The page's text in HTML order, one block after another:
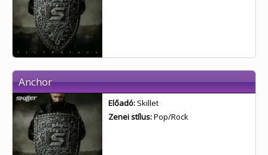
Anchor
Előadó: Skillet
Zenei stílus:Pop/Rock